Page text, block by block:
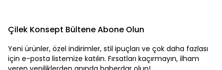
Çilek Konsept Bültene Abone Olun
Yeni ürünler, özel indirimler, stil ipuçları ve çok daha fazlası
için e-posta listemize katılın. Fırsatları kaçırmayın, ilham